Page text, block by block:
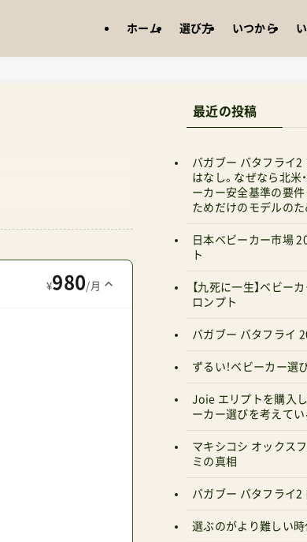
ホーム 選び方 いつから
¥980/月
最近の投稿
バガブー バタフライ
はなし。なぜなら北米
ーカー安全基準の要件
ためだけのモデルのた
日本ベビーカー市場
ト
【九死に一生】ベビー
ロンプト
バガブー バタフライ
ずるい！ベビーカー選
Joie エリプトを購入
ーカー選びを考えてい
マキシコシ オックス
ミの真相
バガブー バタフライ2
選ぶのがより難しい時